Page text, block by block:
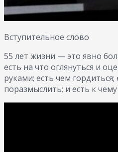
Вступительное слово
55 лет жизни — это явно
есть на что оглянуться и
руками; есть чем
поразмыслить; и есть к